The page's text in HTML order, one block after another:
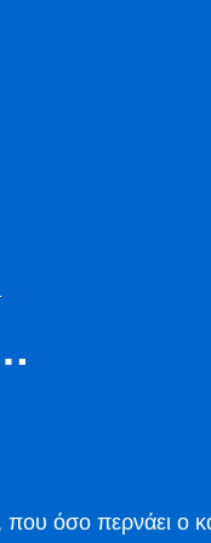
όσο περνάει ο